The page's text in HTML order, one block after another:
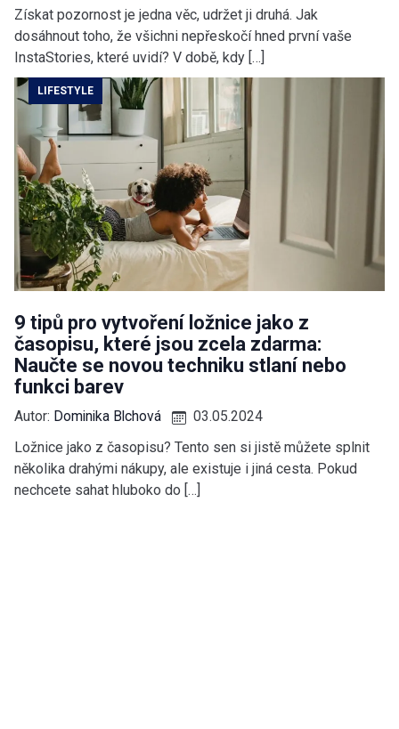
Získat pozornost je jedna věc, udržet ji druhá. Jak
dosáhnout toho, že všichni nepřeskočí hned první vaše
InstaStories, které uvidí? V době, kdy […]
LIFESTYLE
9 tipů pro vytvoření ložnice jako z
časopisu, které jsou zcela zdarma:
Naučte se novou techniku stlaní nebo
funkci barev
Autor: Dominika Blchová
03.05.2024
Ložnice jako z časopisu? Tento sen si jistě můžete splnit
několika drahými nákupy, ale existuje i jiná cesta. Pokud
nechcete sahat hluboko do […]